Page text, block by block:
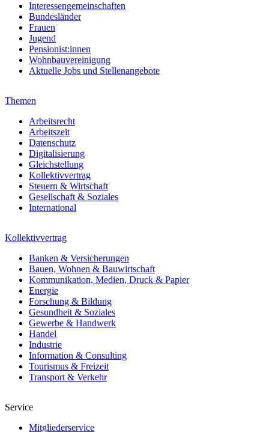
Interessengemeinschaften
Bundesländer
Frauen
Jugend
Pensionist:innen
Wohnbauvereinigung
Aktuelle Jobs und Stellenangebote
Themen
Arbeitsrecht
Arbeitszeit
Datenschutz
Digitalisierung
Gleichstellung
Kollektivvertrag
Steuern & Wirtschaft
Gesellschaft & Soziales
International
Kollektivvertrag
Banken & Versicherungen
Bauen, Wohnen & Bauwirtschaft
Kommunikation, Medien, Druck & Papier
Energie
Forschung & Bildung
Gesundheit & Soziales
Gewerbe & Handwerk
Handel
Industrie
Information & Consulting
Tourismus & Freizeit
Transport & Verkehr
Service
Mitgliederservice